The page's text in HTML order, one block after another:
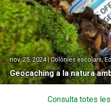
Geocaching a la natura
Consulta totes